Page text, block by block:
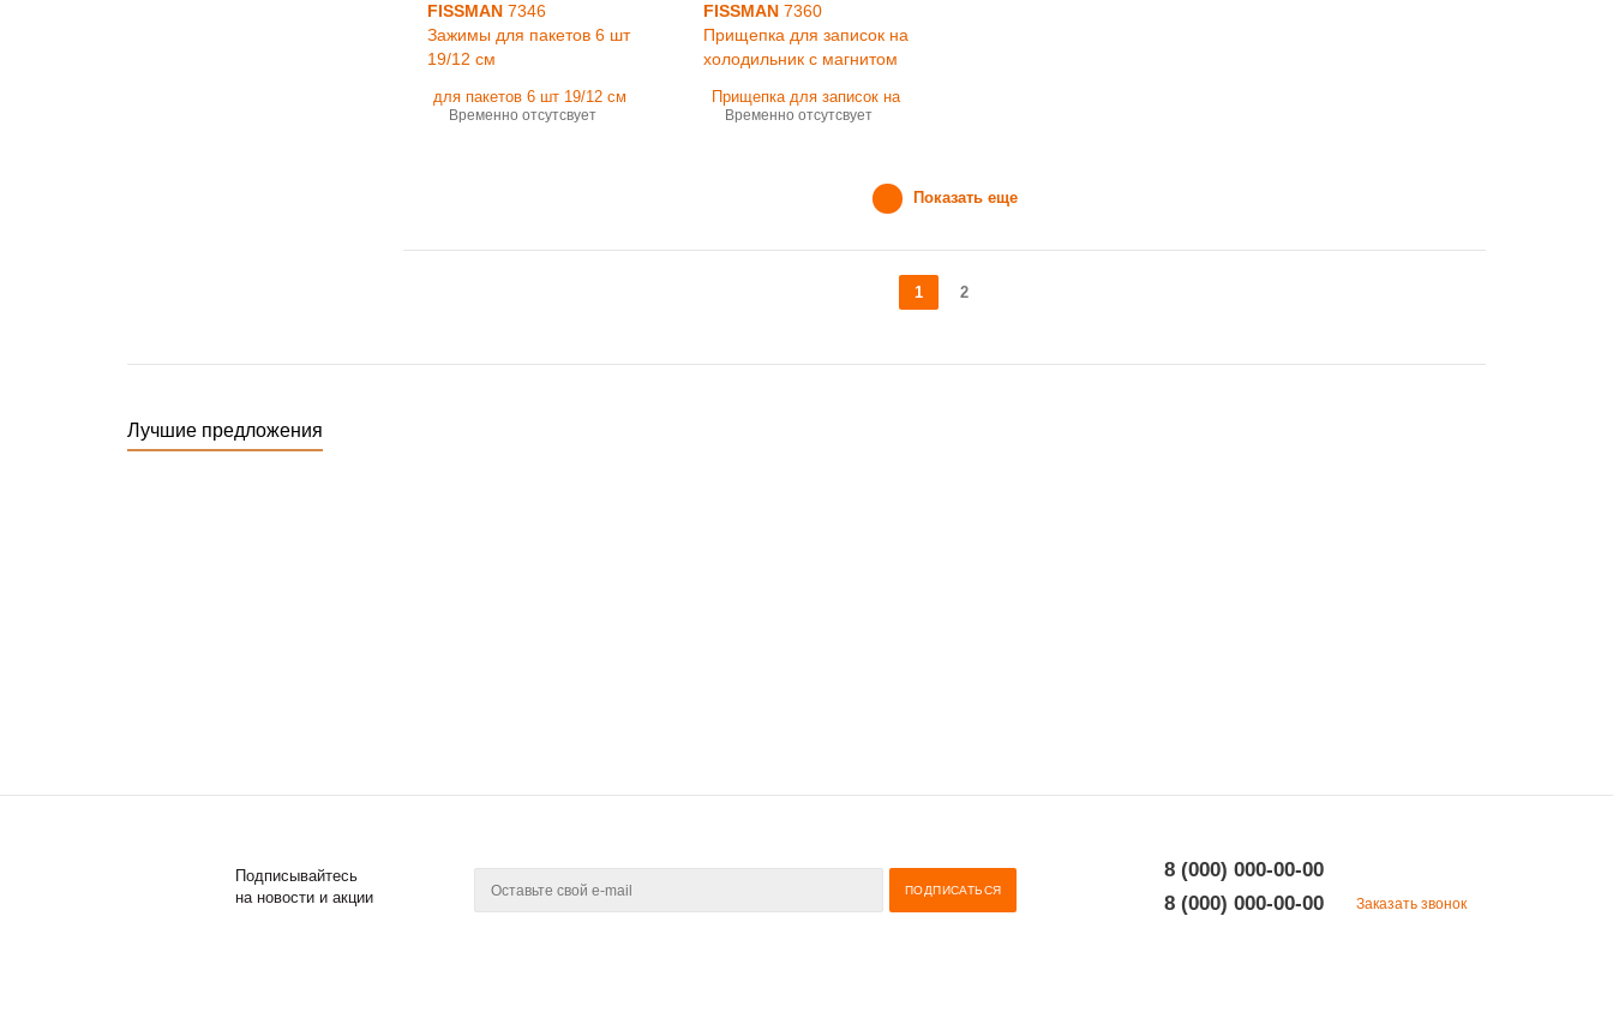
FISSMAN 7346
Зажимы для пакетов 6 шт
19/12 см
Временно отсутсвует
FISSMAN 7360
Прищепка для записок на
холодильник с магнитом
Временно отсутсвует
Показать еще
1 2
Лучшие предложения
Подписывайтесь
на новости и акции
8 (000) 000-00-00
8 (000) 000-00-00
Заказать звонок